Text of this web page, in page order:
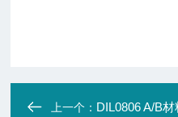
上一个： DIL0806 A/B